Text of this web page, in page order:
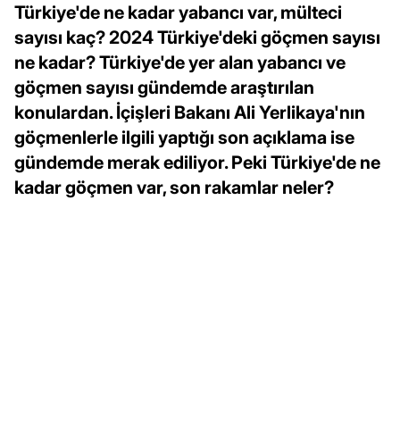
Türkiye'de ne kadar yabancı var, mülteci
sayısı kaç? 2024 Türkiye'deki göçmen sayısı
ne kadar? Türkiye'de yer alan yabancı ve
göçmen sayısı gündemde araştırılan
konulardan. İçişleri Bakanı Ali Yerlikaya'nın
göçmenlerle ilgili yaptığı son açıklama ise
gündemde merak ediliyor. Peki Türkiye'de ne
kadar göçmen var, son rakamlar neler?